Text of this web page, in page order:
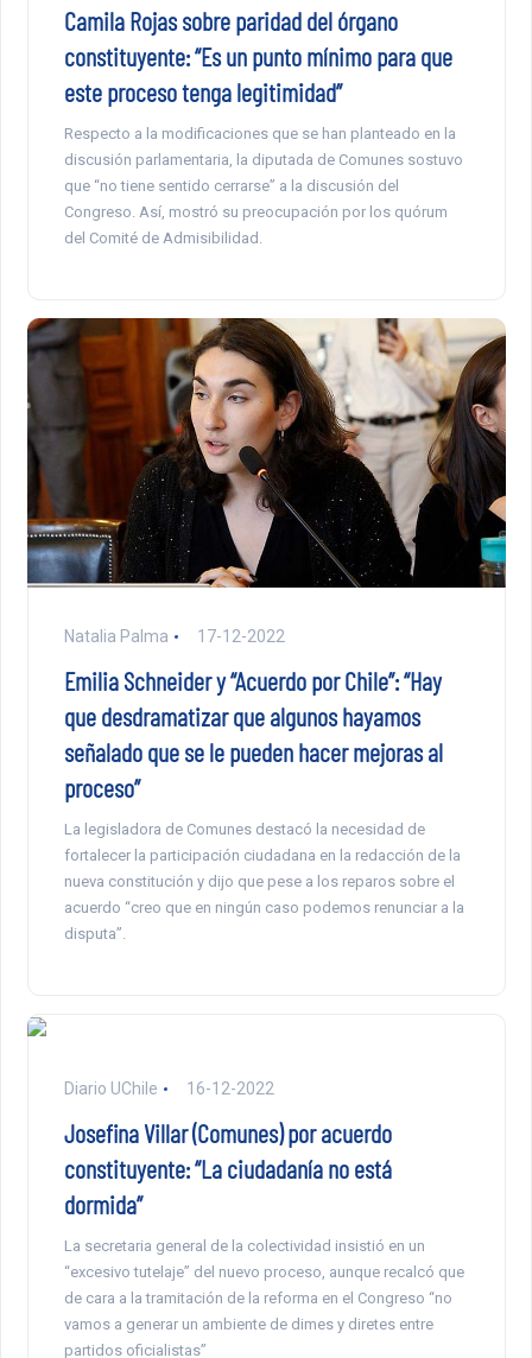
Camila Rojas sobre paridad del órgano
constituyente: “Es un punto mínimo para que
este proceso tenga legitimidad”
Respecto a la modificaciones que se han planteado en la
discusión parlamentaria, la diputada de Comunes sostuvo
que “no tiene sentido cerrarse” a la discusión del
Congreso. Así, mostró su preocupación por los quórum
del Comité de Admisibilidad.
Natalia Palma 17-12-2022
Emilia Schneider y “Acuerdo por Chile”: “Hay
que desdramatizar que algunos hayamos
señalado que se le pueden hacer mejoras al
proceso”
La legisladora de Comunes destacó la necesidad de
fortalecer la participación ciudadana en la redacción de la
nueva constitución y dijo que pese a los reparos sobre el
acuerdo “creo que en ningún caso podemos renunciar a la
disputa”.
Diario UChile 16-12-2022
Josefina Villar (Comunes) por acuerdo
constituyente: “La ciudadanía no está
dormida”
La secretaria general de la colectividad insistió en un
“excesivo tutelaje” del nuevo proceso, aunque recalcó que
de cara a la tramitación de la reforma en el Congreso “no
vamos a generar un ambiente de dimes y diretes entre
partidos oficialistas”